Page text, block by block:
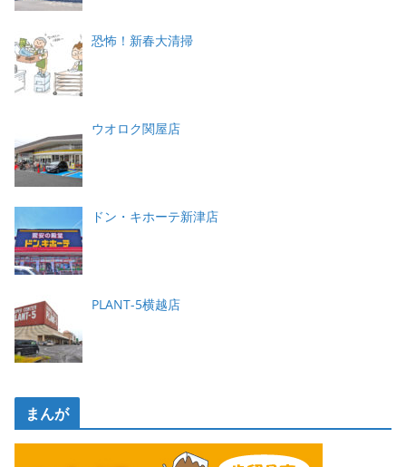
恐怖！新春大清掃
ウオロク関屋店
ドン・キホーテ新津店
PLANT-5横越店
まんが